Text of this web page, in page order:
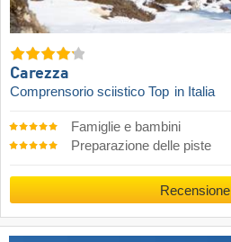
Carezza
Comprensorio sciistico Top in Italia
Famiglie e bambini
Preparazione delle piste
Recensione